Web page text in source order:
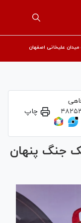
علیخانی اصفهان
چاپ
جنگ پنهان